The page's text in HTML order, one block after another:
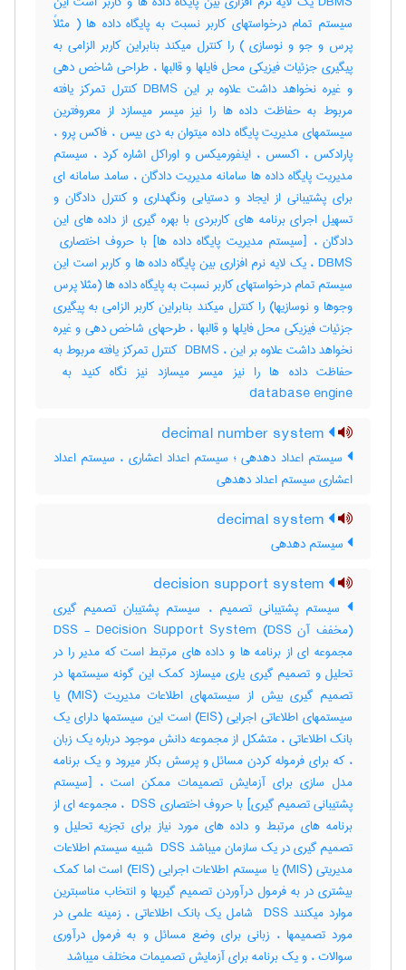
سیستم تمام درخواستهای کاربر نسبت به پایگاه داده ها ( مثلاً
پرس و جو و نوسازی ) را کنترل میکند بنابراین کاربر الزامی به
پیگیری جزئیات فیزیکی محل فایلها و قالبها ، طراحی شاخص دهی
و غیره نخواهد داشت علاوه بر این DBMS کنترل تمرکز یافته
مربوط به حفاظت داده ها را نیز میسر میسازد از معروفترین
سیستمهای مدیریت پایگاه داده میتوان به دی بیس ، فاکس پرو ،
پارادکس ، اکسس ، اینفورمیکس و اوراکل اشاره کرد ، سیستم
مدیریت پایگاه داده ها سامانه مدیریت دادگان ، سامد سامانه ای
برای پشتیبانی از ایجاد و دستیابی ونگهداری و کنترل دادگان و
تسهیل اجرای برنامه های کاربردی با بهره گیری از داده های این
DBMS ، یک لایه نرم افزاری بین پایگاه داده ها و کاربر است این
سیستم تمام درخواستهای کاربر نسبت به پایگاه داده ها (مثلا پرس
وجوها و نوسازیها) را کنترل میکند بنابراین کاربر الزامی به پیگیری
جزئیات فیزیکی محل فایلها و قالبها ، طرحهای شاخص دهی و غیره
نخواهد داشت علاوه بر این ، ‎ DBMS کنترل تمرکز یافته مربوط به
database engine
سیستم اعداد دهدهی ؛ سیستم اعداد اعشاری ، سیستم اعداد
اعشاری سیستم اعداد دهدهی
سیستم دهدهی
سیستم پشتیبانی تصمیم ، سیستم پشتیبان تصمیم گیری
(مخفف آن DSS) DSS - Decision Support System
مجموعه ای از برنامه ها و داده های مرتبط است که مدیر را در
تحلیل و تصمیم گیری یاری میسازد کمک این گونه سیستمها در
تصمیم گیری بیش از سیستمهای اطلاعات مدیریت (MIS) یا
سیستمهای اطلاعاتی اجرایی (EIS) است این سیستمها دارای یک
بانک اطلاعاتی ، متشکل از مجموعه دانش موجود درباره یک زبان
، که برای فرموله کردن مسائل و پرسش بکار میرود و یک برنامه
مدل سازی برای آزمایش تصمیمات ممکن است ، [سیستم
پشتیبانی تصمیم گیری] با حروف اختصاری ‎ DSS ، مجموعه ای از
برنامه های مرتبط و داده های مورد نیاز برای تجزیه تحلیل و
تصمیم گیری در یک سازمان میباشد ‎ DSS شبیه سیستم اطلاعات
مدیریتی (‎MIS) یا سیستم اطلاعات اجرایی (‎EIS) است اما کمک
بیشتری در به فرمول درآوردن تصمیم گیریها و انتخاب مناسبترین
موارد میکنند ‎ DSS شامل یک بانک اطلاعاتی ، زمینه علمی در
مورد تصمیمها ، زبانی برای وضع مسائل و به فرمول درآوری
سوالات ، و یک برنامه برای آزمایش تصمیمات مختلف میباشد